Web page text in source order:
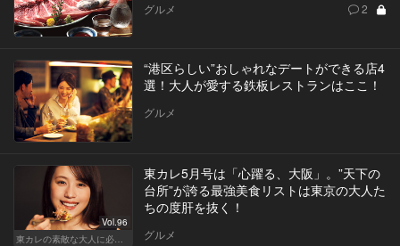
グルメ 2
“港区らしい”おしゃれなデートができる店4
選！大人が愛する鉄板レストランはここ！
グルメ
Vol.96
東カレの素敵な大人に必要なこと
東カレ5月号は「心躍る、大阪」。”天下の
台所”が誇る最強美食リストは東京の大人た
ちの度肝を抜く！
グルメ